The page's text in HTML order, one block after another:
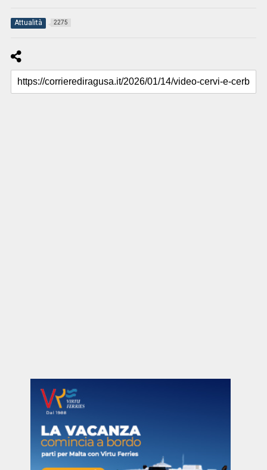
Attualità 2275